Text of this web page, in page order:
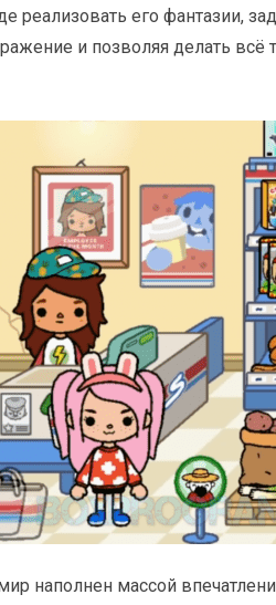
реализовать его фантазии,
и позволяя делать всё
наполнен массой